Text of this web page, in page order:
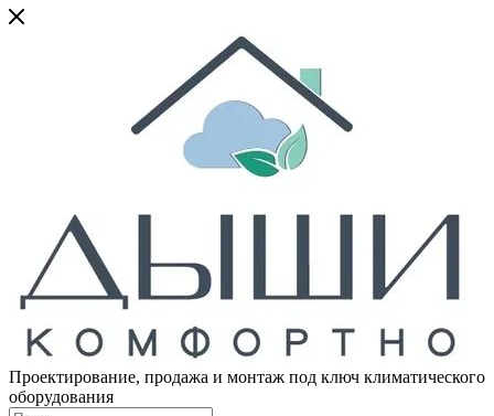
Проектирование, продажа и монтаж под ключ климатического
оборудования